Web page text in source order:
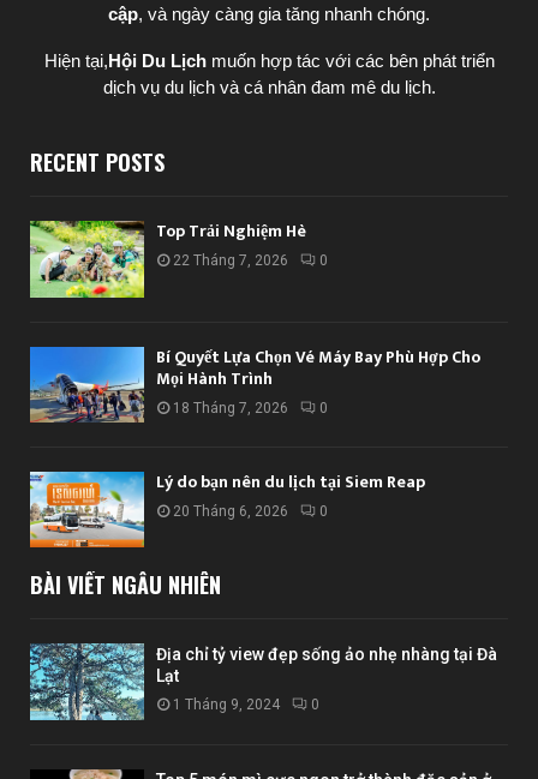
cập, và ngày càng gia tăng nhanh chóng.
Hiện tại,Hội Du Lịch muốn hợp tác với các bên phát triển
dịch vụ du lịch và cá nhân đam mê du lịch.
RECENT POSTS
Top Trải Nghiệm Hè
22 Tháng 7, 2026 0
Bí Quyết Lựa Chọn Vé Máy Bay Phù Hợp Cho
Mọi Hành Trình
18 Tháng 7, 2026 0
Lý do bạn nên du lịch tại Siem Reap
20 Tháng 6, 2026 0
BÀI VIẾT NGẪU NHIÊN
Địa chỉ tỷ view đẹp sống ảo nhẹ nhàng tại Đà
Lạt
1 Tháng 9, 2024 0